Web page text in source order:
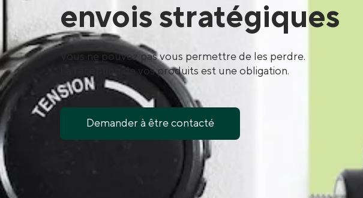
envois stratégiques
Vous ne pouvez pas vous permettre de les perdre.
La réception de vos produits est une obligation.
Demander à être contacté